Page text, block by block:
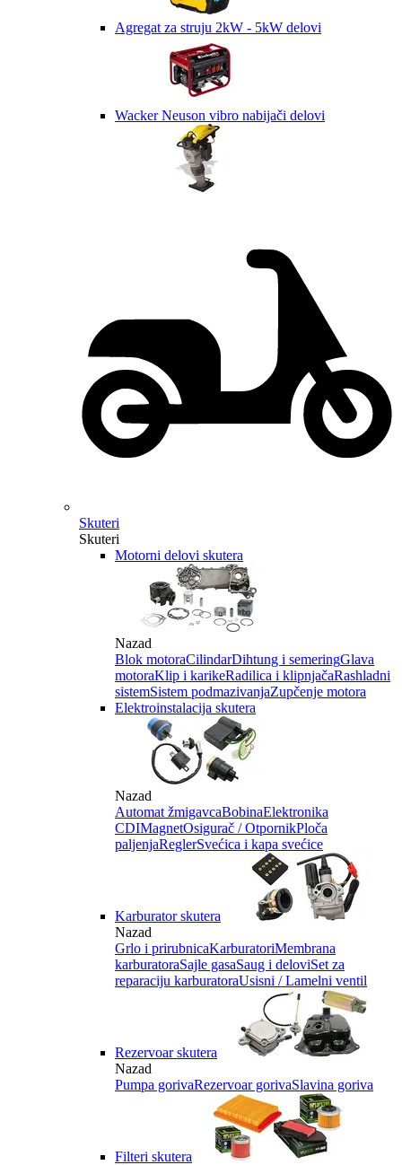
Agregat za struju 2kW - 5kW delovi
Wacker Neuson vibro nabijači delovi
Skuteri
Skuteri
Motorni delovi skutera
Nazad
Blok motoraCilindarDihtung i semeringGlava
motoraKlip i karikeRadilica i klipnjačaRashladni
sistemSistem podmazivanjaZupčenje motora
Elektroinstalacija skutera
Nazad
Automat žmigavcaBobinaElektronika
CDIMagnetOsigurač / OtpornikPloča
paljenjaReglerSvećica i kapa svećice
Karburator skutera
Nazad
Grlo i prirubnicaKarburatoriMembrana
karburatoraSajle gasaSaug i deloviSet za
reparaciju karburatoraUsisni / Lamelni ventil
Rezervoar skutera
Nazad
Pumpa gorivaRezervoar gorivaSlavina goriva
Filteri skutera